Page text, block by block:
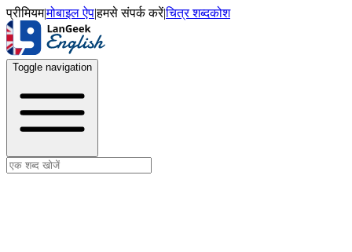
प्रीमियम|मोबाइल ऐप|हमसे संपर्क करें|चित्र शब्दकोश
Toggle navigation